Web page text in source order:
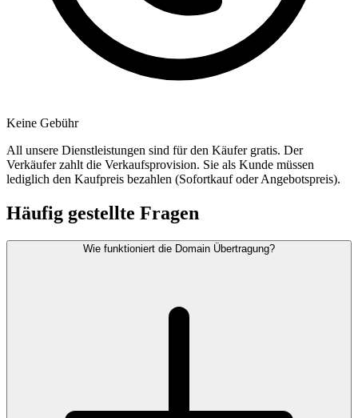
Keine Gebühr
All unsere Dienstleistungen sind für den Käufer gratis. Der
Verkäufer zahlt die Verkaufsprovision. Sie als Kunde müssen
lediglich den Kaufpreis bezahlen (Sofortkauf oder Angebotspreis).
Häufig gestellte Fragen
Wie funktioniert die Domain Übertragung?